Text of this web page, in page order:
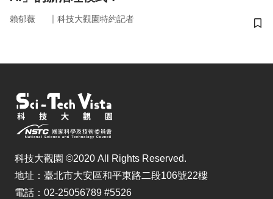
賴郁薇 ｜ 科技大觀園特約記者
儲
科技大觀園 ©2020 All Rights Reserved.
地址：臺北市大安區和平東路二段106號22樓
電話：02-25056789 #5526